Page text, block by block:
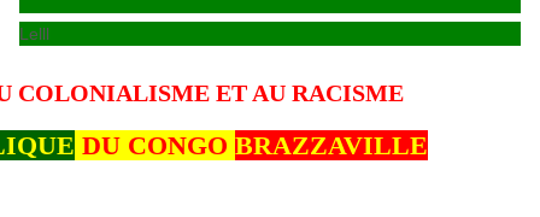
Lelll
COLONIALISME ET AU RACISME
DU CONGO BRAZZAVILLE